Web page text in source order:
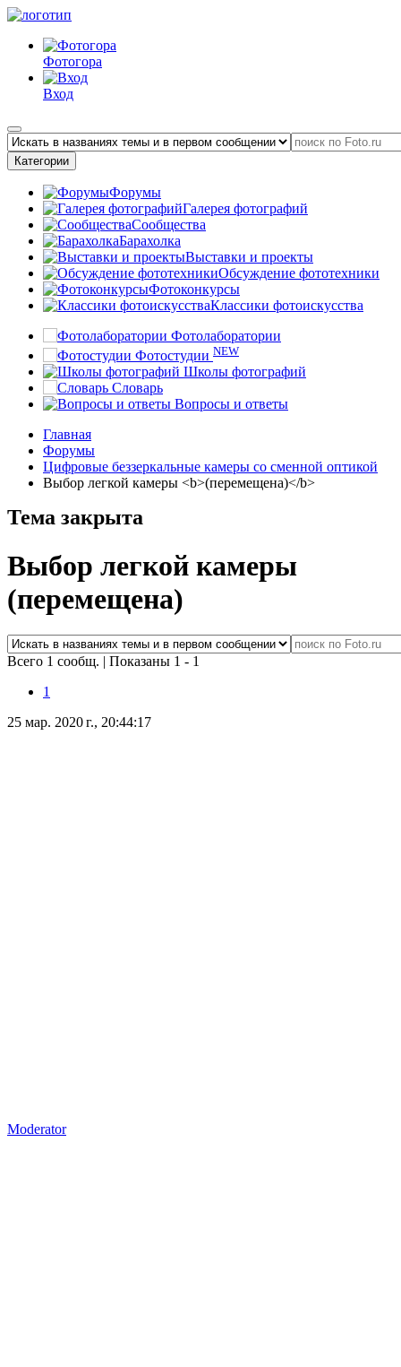
Фотогора
Вход
Категории
Форумы
Галерея фотографий
Сообщества
Барахолка
Выставки и проекты
Обсуждение фототехники
Фотоконкурсы
Классики фотоискусства
Фотолаборатории
Фотостудии NEW
Школы фотографий
Словарь
Вопросы и ответы
Главная
Форумы
Цифровые беззеркальные камеры со сменной оптикой
Выбор легкой камеры <b>(перемещена)</b>
Тема закрыта
Выбор легкой камеры
(перемещена)
Всего 1 сообщ. | Показаны 1 - 1
1
25 мар. 2020 г., 20:44:17
Moderator